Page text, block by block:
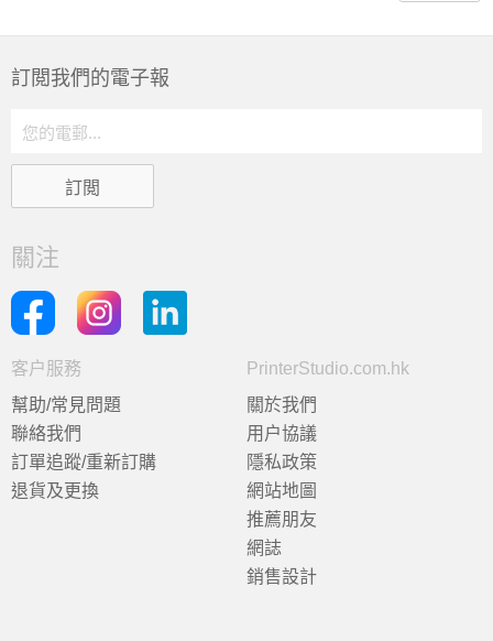
訂閲我們的電子報
關注
客户服務
幫助/常見問題
聯絡我們
訂單追蹤/重新訂購
退貨及更換
PrinterStudio.com.hk
關於我們
用户協議
隱私政策
網站地圖
推薦朋友
網誌
銷售設計